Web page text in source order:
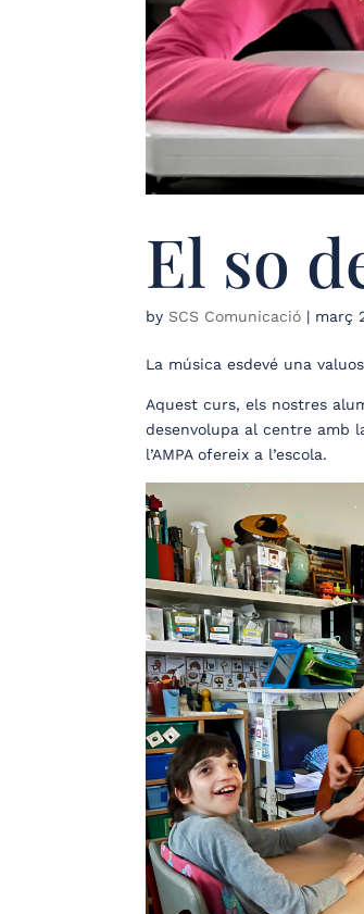
El so
by SCS Comunicació | març
La música esdevé una
Aquest curs, els nostres
desenvolupa al centre amb
l’AMPA ofereix a l’escola.